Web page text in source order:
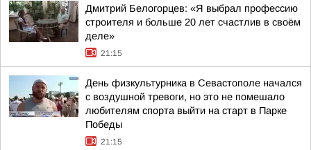
Дмитрий Белогорцев: «Я выбрал профессию
строителя и больше 20 лет счастлив в своём
деле»
21:15
День физкультурника в Севастополе начался
с воздушной тревоги, но это не помешало
любителям спорта выйти на старт в Парке
Победы
21:15